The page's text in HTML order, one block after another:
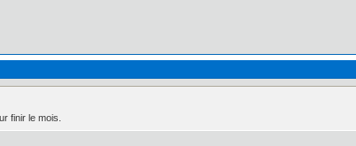
finir le mois.